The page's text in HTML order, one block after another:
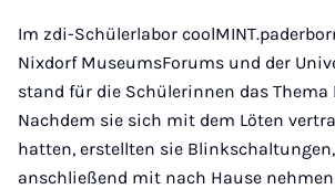
Im zdi-Schülerlabor
Nixdorf MuseumsForums und der
stand für die Schülerinnen das Thema
Nachdem sie sich mit dem Löten
hatten, erstellten sie
anschließend mit nach Hause